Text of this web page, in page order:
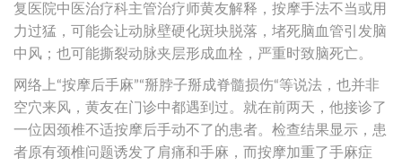
复医院中医治疗科主管治疗师黄友解释，按摩手法不当或用
力过猛，可能会让动脉壁硬化斑块脱落，堵死脑血管引发脑
中风；也可能撕裂动脉夹层形成血栓，严重时致脑死亡。
网络上“按摩后手麻”“掰脖子掰成脊髓损伤“等说法，也并非
空穴来风，黄友在门诊中都遇到过。就在前两天，他接诊了
一位因颈椎不适按摩后手动不了的患者。检查结果显示，患
者原有颈椎问题诱发了肩痛和手麻，而按摩加重了手麻症